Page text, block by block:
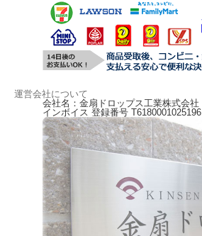
運営会社について
会社名：金扇ドロップス工業株式会社
インボイス 登録番号 T6180001025196